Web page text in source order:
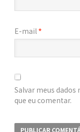
E-mail *
Salvar meus
que eu comentar.